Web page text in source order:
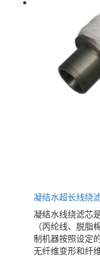
凝结水超长线绕
凝结水线绕滤芯
（丙纶线、脱
制机器按照设定
无纤维变形和纤